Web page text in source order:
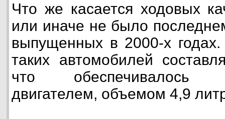
Что же касается ходовых
или иначе не было
выпущенных в 2000-х
таких автомобилей
что обеспечивалось
двигателем, объемом 4,9